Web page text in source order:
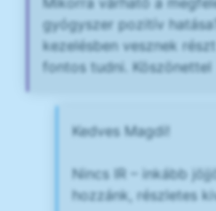
gyógyszer pozitív
kezelésben vesznek
fontos tudni. Köszönettel
Kedves Magdi!
Nincs IR – inkább
hozzánk, részletes